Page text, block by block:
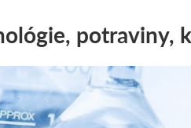
potraviny,